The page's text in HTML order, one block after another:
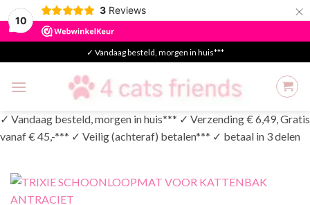
10
3 Reviews ×
to
content
✓ Vandaag besteld, morgen in huis***
✓ Vandaag besteld, morgen in huis*** ✓ Verzending € 6,49, Gratis
vanaf € 45,-*** ✓ Veilig (achteraf) betalen*** ✓ betaal in 3 delen